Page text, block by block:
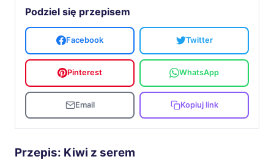
Podziel się przepisem
Facebook Twitter
Pinterest WhatsApp
Email Kopiuj link
Przepis: Kiwi z serem